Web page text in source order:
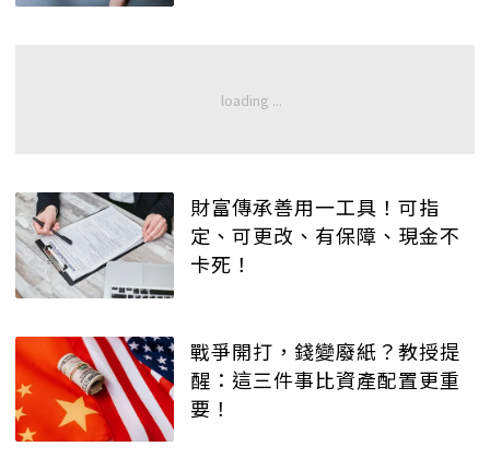
財富傳承善用一工具！可指
定、可更改、有保障、現金不
卡死！
戰爭開打，錢變廢紙？教授提
醒：這三件事比資產配置更重
要！